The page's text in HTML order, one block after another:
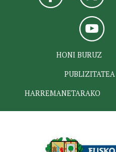
HONI BURUZ
PUBLIZITATEA
HARREMANETARAKO